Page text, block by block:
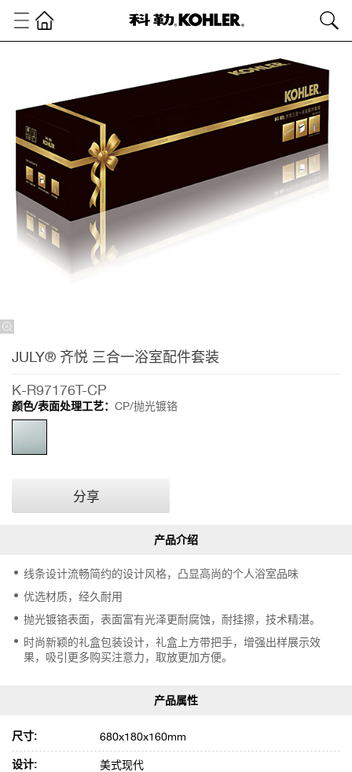
件套装
JULY® 齐悦 三合一浴室配件套装
K-R97176T-CP
颜色/表面处理工艺： CP/抛光镀铬
分享
线条设计流畅简约的设计风格，凸显高尚的个人浴室品味
优选材质，经久耐用
抛光镀铬表面，表面富有光泽更耐腐蚀，耐挂擦，技术精湛。
时尚新颖的礼盒包装设计，礼盒上方带把手，增强出样展示效
果，吸引更多购买注意力，取放更加方便。
尺寸: 680x180x160mm
设计: 美式现代